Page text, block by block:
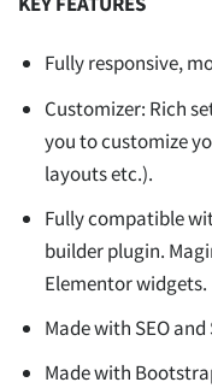
Fully responsive,
Customizer: Rich
you to customize
layouts etc.).
Fully compatible
builder plugin.
Elementor widgets.
Made with SEO
Made with